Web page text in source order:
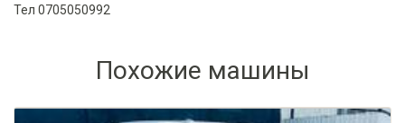
Тел 0705050992
Похожие машины